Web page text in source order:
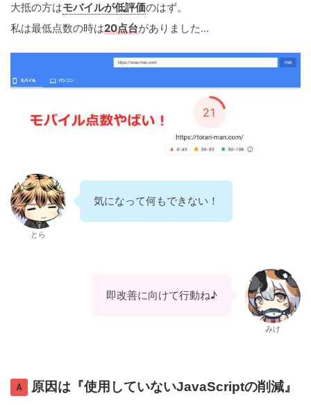
大抵の方はモバイルが低評価のはず。
私は最低点数の時は20点台がありました…
とら
気になって何もできない！
即改善に向けて行動ね♪
みけ
原因は『使用していないJavaScriptの削減』